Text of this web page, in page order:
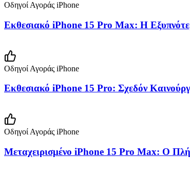
Οδηγοί Αγοράς iPhone
Εκθεσιακό iPhone 15 Pro Max: Η
Οδηγοί Αγοράς iPhone
Εκθεσιακό iPhone 15 Pro: Σχεδόν
Οδηγοί Αγοράς iPhone
Μεταχειρισμένο iPhone 15 Pro Max: Ο